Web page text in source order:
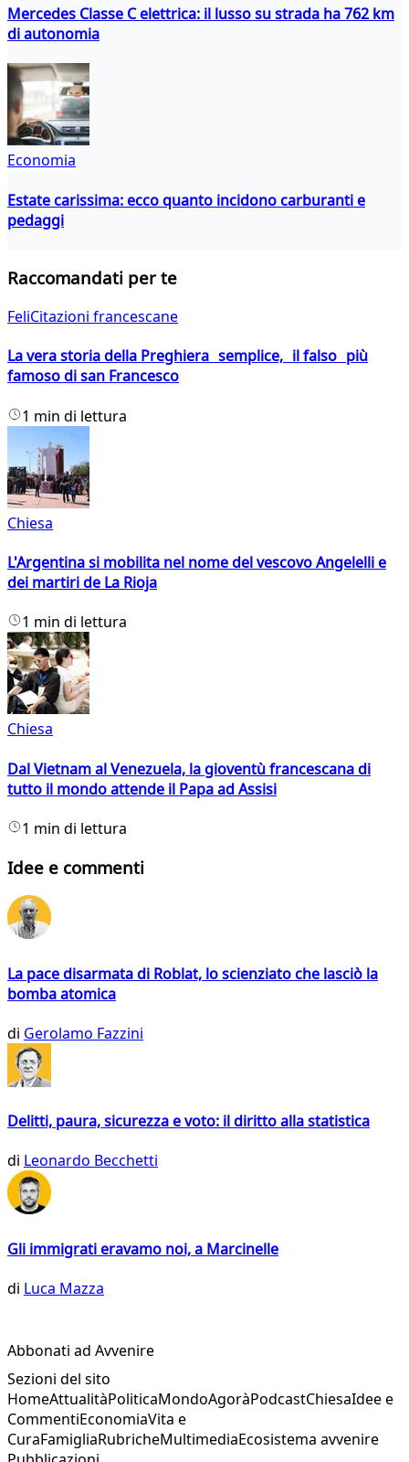
Mercedes Classe C elettrica: il lusso su strada ha 762 km
di autonomia
Economia
Estate carissima: ecco quanto incidono carburanti e
pedaggi
Raccomandati per te
FeliCitazioni francescane
La vera storia della Preghiera semplice, il falso più
famoso di san Francesco
1 min di lettura
Chiesa
L'Argentina si mobilita nel nome del vescovo Angelelli e
dei martiri de La Rioja
1 min di lettura
Chiesa
Dal Vietnam al Venezuela, la gioventù francescana di
tutto il mondo attende il Papa ad Assisi
1 min di lettura
Idee e commenti
La pace disarmata di Roblat, lo scienziato che lasciò la
bomba atomica
di Gerolamo Fazzini
Delitti, paura, sicurezza e voto: il diritto alla statistica
di Leonardo Becchetti
Gli immigrati eravamo noi, a Marcinelle
di Luca Mazza
Abbonati ad Avvenire
Sezioni del sito
HomeAttualitàPoliticaMondoAgoràPodcastChiesaIdee e
CommentiEconomiaVita e
CuraFamigliaRubricheMultimediaEcosistema avvenire